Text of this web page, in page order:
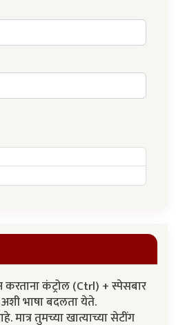
कंट्रोल (Ctrl) + स्पेसबार
भाषा बदलता येते.
तुमच्या खात्याच्या सेटींग